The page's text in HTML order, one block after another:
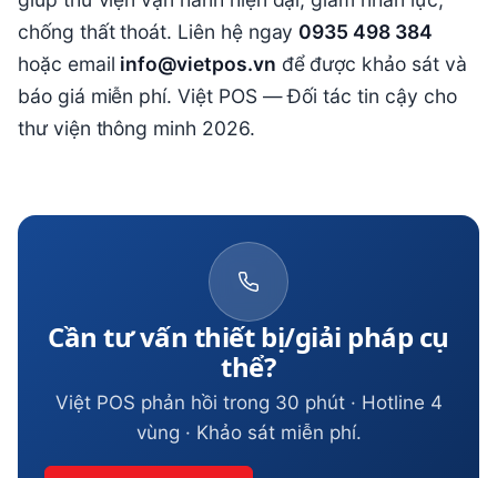
chống thất thoát. Liên hệ ngay 0935 498 384
hoặc email info@vietpos.vn để được khảo sát và
báo giá miễn phí. Việt POS — Đối tác tin cậy cho
thư viện thông minh 2026.
Cần tư vấn thiết bị/giải pháp cụ
thể?
Việt POS phản hồi trong 30 phút · Hotline 4
vùng · Khảo sát miễn phí.